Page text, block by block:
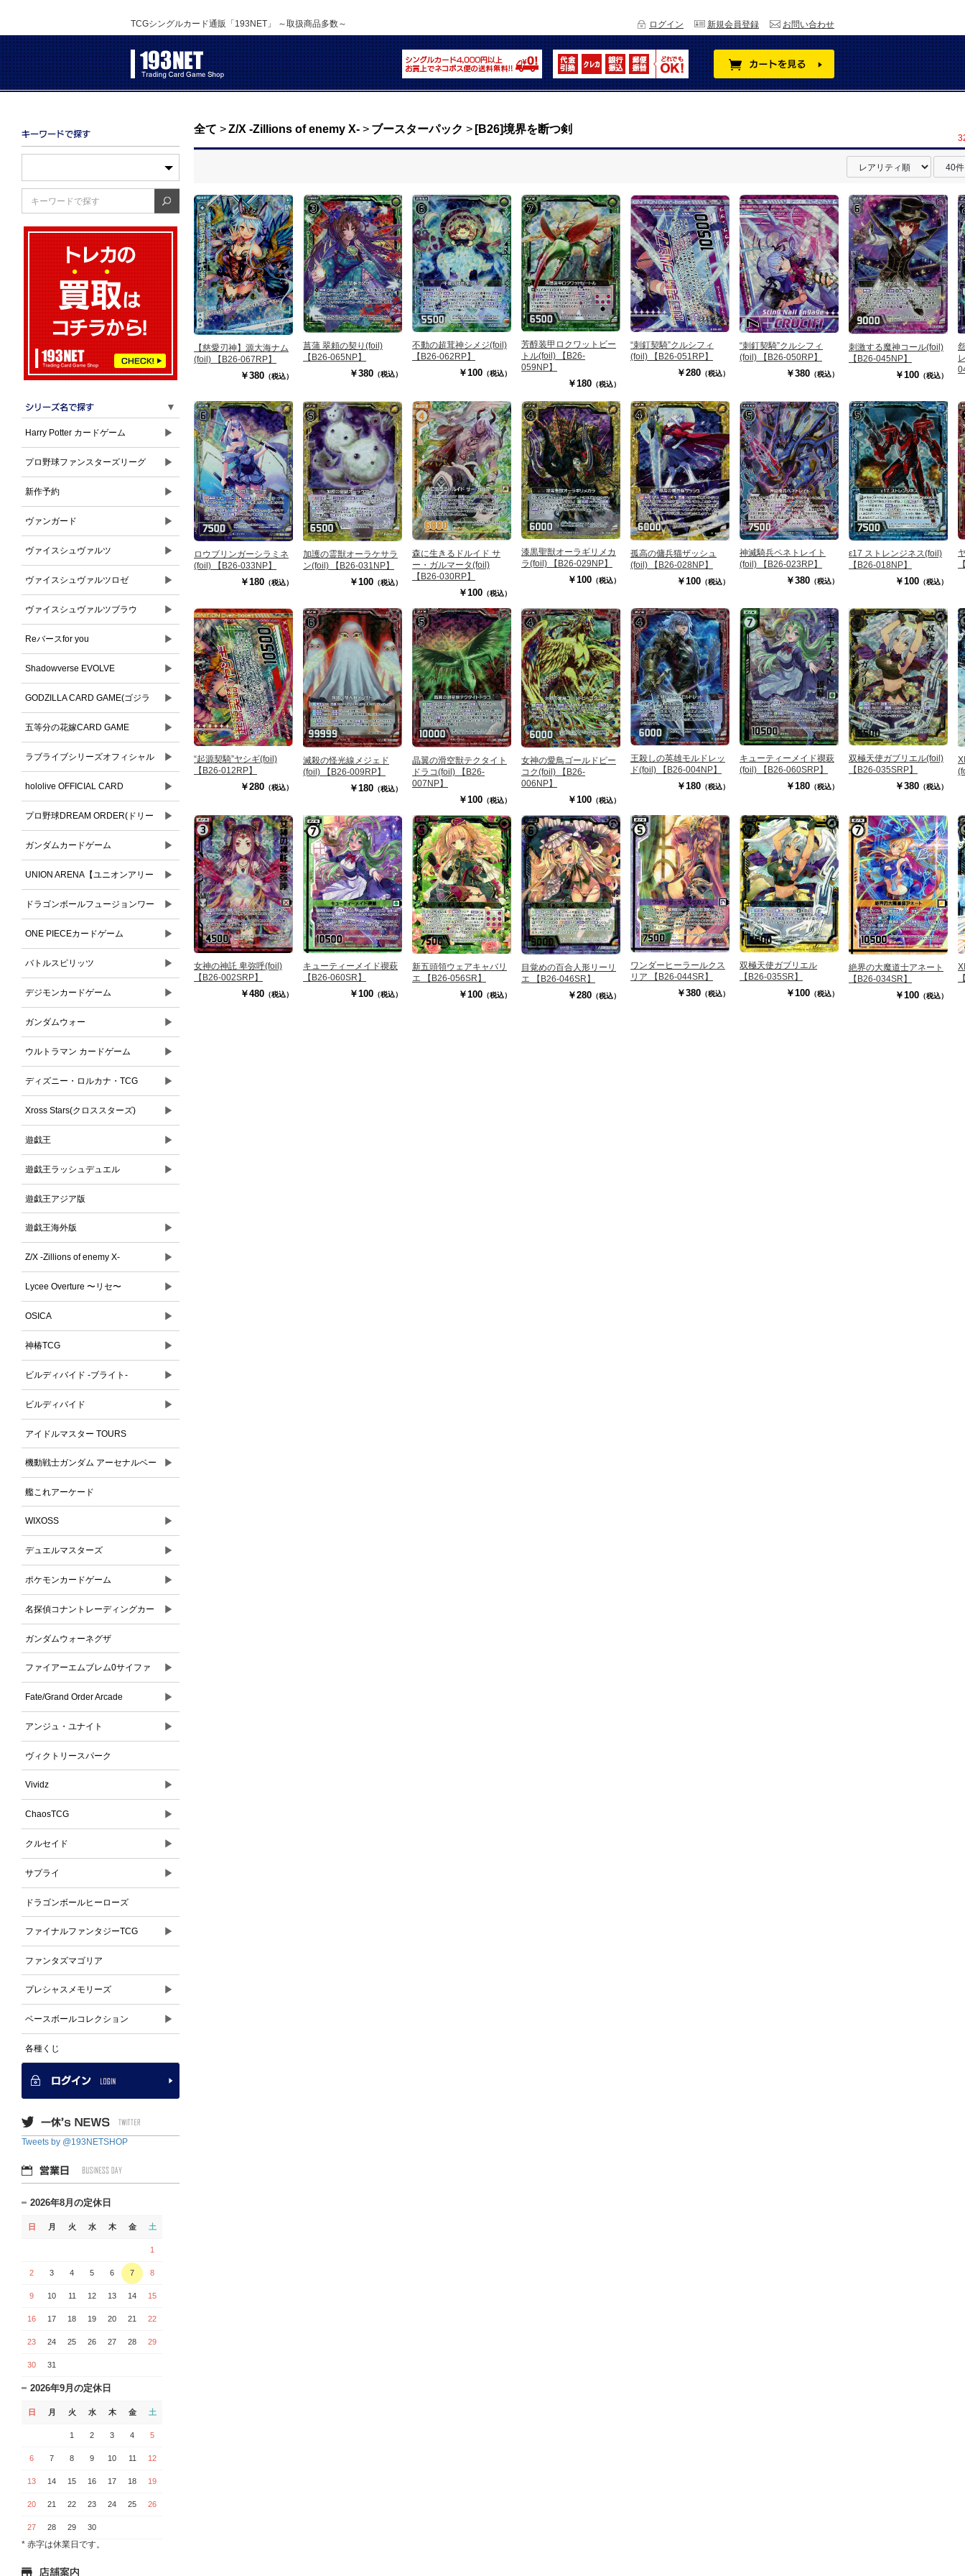
TCGシングルカード通販「193NET」 ～取扱商品多数～ お問い合わせ
新規会員登録
ログイン
▼
Harry Potter カードゲーム ▶
プロ野球ファンスターズリーグ ▶
新作予約 ▶
ヴァンガード ▶
ヴァイスシュヴァルツ ▶
ヴァイスシュヴァルツロゼ ▶
ヴァイスシュヴァルツブラウ ▶
Reバースfor you ▶
Shadowverse EVOLVE ▶
GODZILLA CARD GAME(ゴジラ
カードゲーム)
▶
五等分の花嫁CARD GAME ▶
ラブライブシリーズオフィシャル
カードゲーム
▶
hololive OFFICIAL CARD
GAME(ホロライブオフィシャルカ
ードゲーム)
▶
プロ野球DREAM ORDER(ドリー
ムオーダー)
▶
ガンダムカードゲーム ▶
UNION ARENA【ユニオンアリー
ナ】
▶
ドラゴンボールフュージョンワー
ルド
▶
ONE PIECEカードゲーム ▶
バトルスピリッツ ▶
デジモンカードゲーム ▶
ガンダムウォー ▶
ウルトラマン カードゲーム ▶
ディズニー・ロルカナ・TCG ▶
Xross Stars(クロススターズ) ▶
遊戯王 ▶
遊戯王ラッシュデュエル ▶
遊戯王アジア版
遊戯王海外版 ▶
Z/X -Zillions of enemy X- ▶
Lycee Overture 〜リセ〜 ▶
OSICA ▶
神椿TCG ▶
ビルディバイド -ブライト- ▶
ビルディバイド ▶
アイドルマスター TOURS
機動戦士ガンダム アーセナルベー
ス
▶
艦これアーケード
WIXOSS ▶
デュエルマスターズ ▶
ポケモンカードゲーム ▶
名探偵コナントレーディングカー
ドゲーム
▶
ガンダムウォーネグザ
ファイアーエムブレム0サイファ ▶
Fate/Grand Order Arcade ▶
アンジュ・ユナイト ▶
ヴィクトリースパーク
Vividz ▶
ChaosTCG ▶
クルセイド ▶
サプライ ▶
ドラゴンボールヒーローズ
ファイナルファンタジーTCG ▶
ファンタズマゴリア
プレシャスメモリーズ ▶
ベースボールコレクション ▶
各種くじ
Tweets by @193NETSHOP
2026年8月の定休日
日 月 火 水 木 金 土
1
2 3 4 5 6 7 8
9 10 11 12 13 14 15
16 17 18 19 20 21 22
23 24 25 26 27 28 29
30 31
2026年9月の定休日
日 月 火 水 木 金 土
1 2 3 4 5
6 7 8 9 10 11 12
13 14 15 16 17 18 19
20 21 22 23 24 25 26
27 28 29 30
* 赤字は休業日です。
全て > Z/X -Zillions of enemy X- > ブースターパック > [B26]境界を断つ剣
【慈愛刃神】源大海ナム
(foil) 【B26-067RP】
￥380 （税込）
菖蒲 翠頼の契り(foil)
【B26-065NP】
￥380 （税込）
不動の超茸神シメジ(foil)
【B26-062RP】
￥100 （税込）
芳醇装甲ロクワットビー
トル(foil) 【B26-
059NP】
￥180 （税込）
“刺釘契騎”クルシフィ
(foil) 【B26-051RP】
￥280 （税込）
“刺釘契騎”クルシフィ
(foil) 【B26-050RP】
￥380 （税込）
刺激する魔神コール(foil)
【B26-045NP】
￥100 （税込）
ロウブリンガーシラミネ
(foil) 【B26-033NP】
￥180 （税込）
加護の霊獣オーラケサラ
ン(foil) 【B26-031NP】
￥100 （税込）
森に生きるドルイド サ
ー・ガルマータ(foil)
【B26-030RP】
￥100 （税込）
漆黒聖獣オーラギリメカ
ラ(foil) 【B26-029NP】
￥100 （税込）
孤高の傭兵猫ザッシュ
(foil) 【B26-028NP】
￥100 （税込）
神滅騎兵ペネトレイト
(foil) 【B26-023RP】
￥380 （税込）
ε17 ストレンジネス(foil)
【B26-018NP】
￥100 （税込）
“起源契騎”ヤシギ(foil)
【B26-012RP】
￥280 （税込）
滅殺の怪光線メジェド
(foil) 【B26-009RP】
￥180 （税込）
晶翼の滑空獣テクタイト
ドラコ(foil) 【B26-
007NP】
￥100 （税込）
女神の愛鳥ゴールドピー
コク(foil) 【B26-
006NP】
￥100 （税込）
王殺しの英雄モルドレッ
ド(foil) 【B26-004NP】
￥180 （税込）
キューティーメイド禊萩
(foil) 【B26-060SRP】
￥180 （税込）
双極天使ガブリエル(foil)
【B26-035SRP】
￥380 （税込）
女神の神託 卑弥呼(foil)
【B26-002SRP】
￥480 （税込）
キューティーメイド禊萩
【B26-060SR】
￥100 （税込）
新五頭領ウェアキャバリ
エ 【B26-056SR】
￥100 （税込）
目覚めの百合人形リーリ
エ 【B26-046SR】
￥280 （税込）
ワンダーヒーラールクス
リア 【B26-044SR】
￥380 （税込）
双極天使ガブリエル
【B26-035SR】
￥100 （税込）
絶界の大魔道士アネート
【B26-034SR】
￥100 （税込）